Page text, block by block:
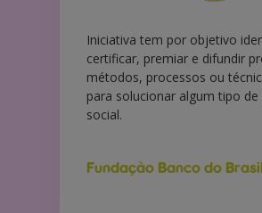
Fundação Banco do Brasil
Iniciativa tem por objetivo
certificar, premiar e difundir
métodos, processos ou
para solucionar algum tipo
social.